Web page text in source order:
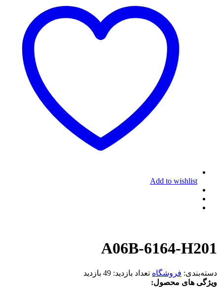
Add to wishlist
A06B-6164-H201
دسته‌بندی: فروشگاه تعداد بازدید: 49 بازدید
ویژگی های محصول: